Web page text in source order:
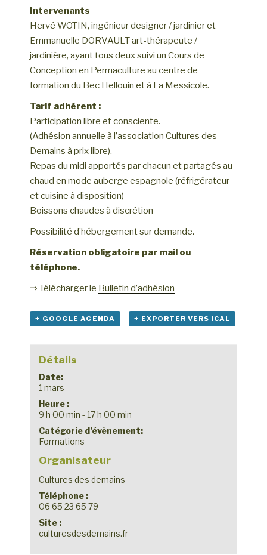
Intervenants
Hervé WOTIN, ingénieur designer / jardinier et
Emmanuelle DORVAULT art-thérapeute /
jardinière, ayant tous deux suivi un Cours de
Conception en Permaculture au centre de
formation du Bec Hellouin et à La Messicole.
Tarif adhérent :
Participation libre et consciente.
(Adhésion annuelle à l’association Cultures des
Demains à prix libre).
Repas du midi apportés par chacun et partagés au
chaud en mode auberge espagnole (réfrigérateur
et cuisine à disposition)
Boissons chaudes à discrétion
Possibilité d’hébergement sur demande.
Réservation obligatoire par mail ou
téléphone.
⇒ Télécharger le Bulletin d’adhésion
+ GOOGLE AGENDA + EXPORTER VERS ICAL
Détails
Date:
1 mars
Heure :
9 h 00 min - 17 h 00 min
Catégorie d’évènement:
Formations
Organisateur
Cultures des demains
Téléphone :
06 65 23 65 79
Site :
culturesdesdemains.fr